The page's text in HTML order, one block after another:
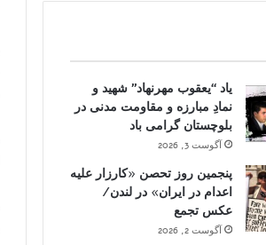
یاد “یعقوب مهرنهاد” شهید و
نمادِ مبارزه و مقاومت مدنی در
بلوچستان گرامی باد
آگوست 3, 2026
پنجمین روز تحصن «کارزار علیه
اعدام در ایران» در لندن/
عکس تجمع
آگوست 2, 2026